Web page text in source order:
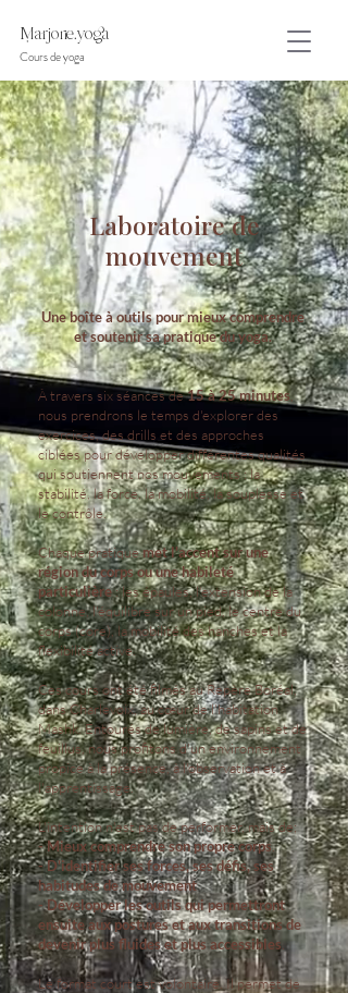
arjorie.yoga
Cours de yoga
Laboratoire de
mouvement
Une boîte à outils pour mieux comprendre
et soutenir sa pratique du yoga.
À travers six séances de15 à 25 minutes,
nous prendrons le temps d'explorer des
exercices, des drills et des approches
ciblées pour développer différentes qualités
qui soutiennent nos mouvements : la
stabilité, la force, la mobilité, la souplesse et
le contrôle.
Chaque pratiquemet l'accent sur une
région du corps ou une habileté
particulière: les épaules, l'extension de la
colonne, l'équilibre sur un pied, le centre du
corps (core), la mobilité des hanches et la
flexibilité active.
Ces cours ont été filmés au Repère Boréal,
dans Charlevoix, au cœur de l'habitation
Mashk. Entourés de lumière, de sapins et de
feuillus, nous profitons d'un environnement
propice à la présence, à l'observation et à
l'apprentissage.
L'intention n'est pas de performer, mais de;
- Mieux comprendre son propre corps.
- D'identifier ses forces, ses défis, ses
habitudes de mouvement
- Développer les outils qui permettront
ensuite aux postures et aux transitions de
devenir plus fluides et plus accessibles.
Le format court est volontaire. Il permet de